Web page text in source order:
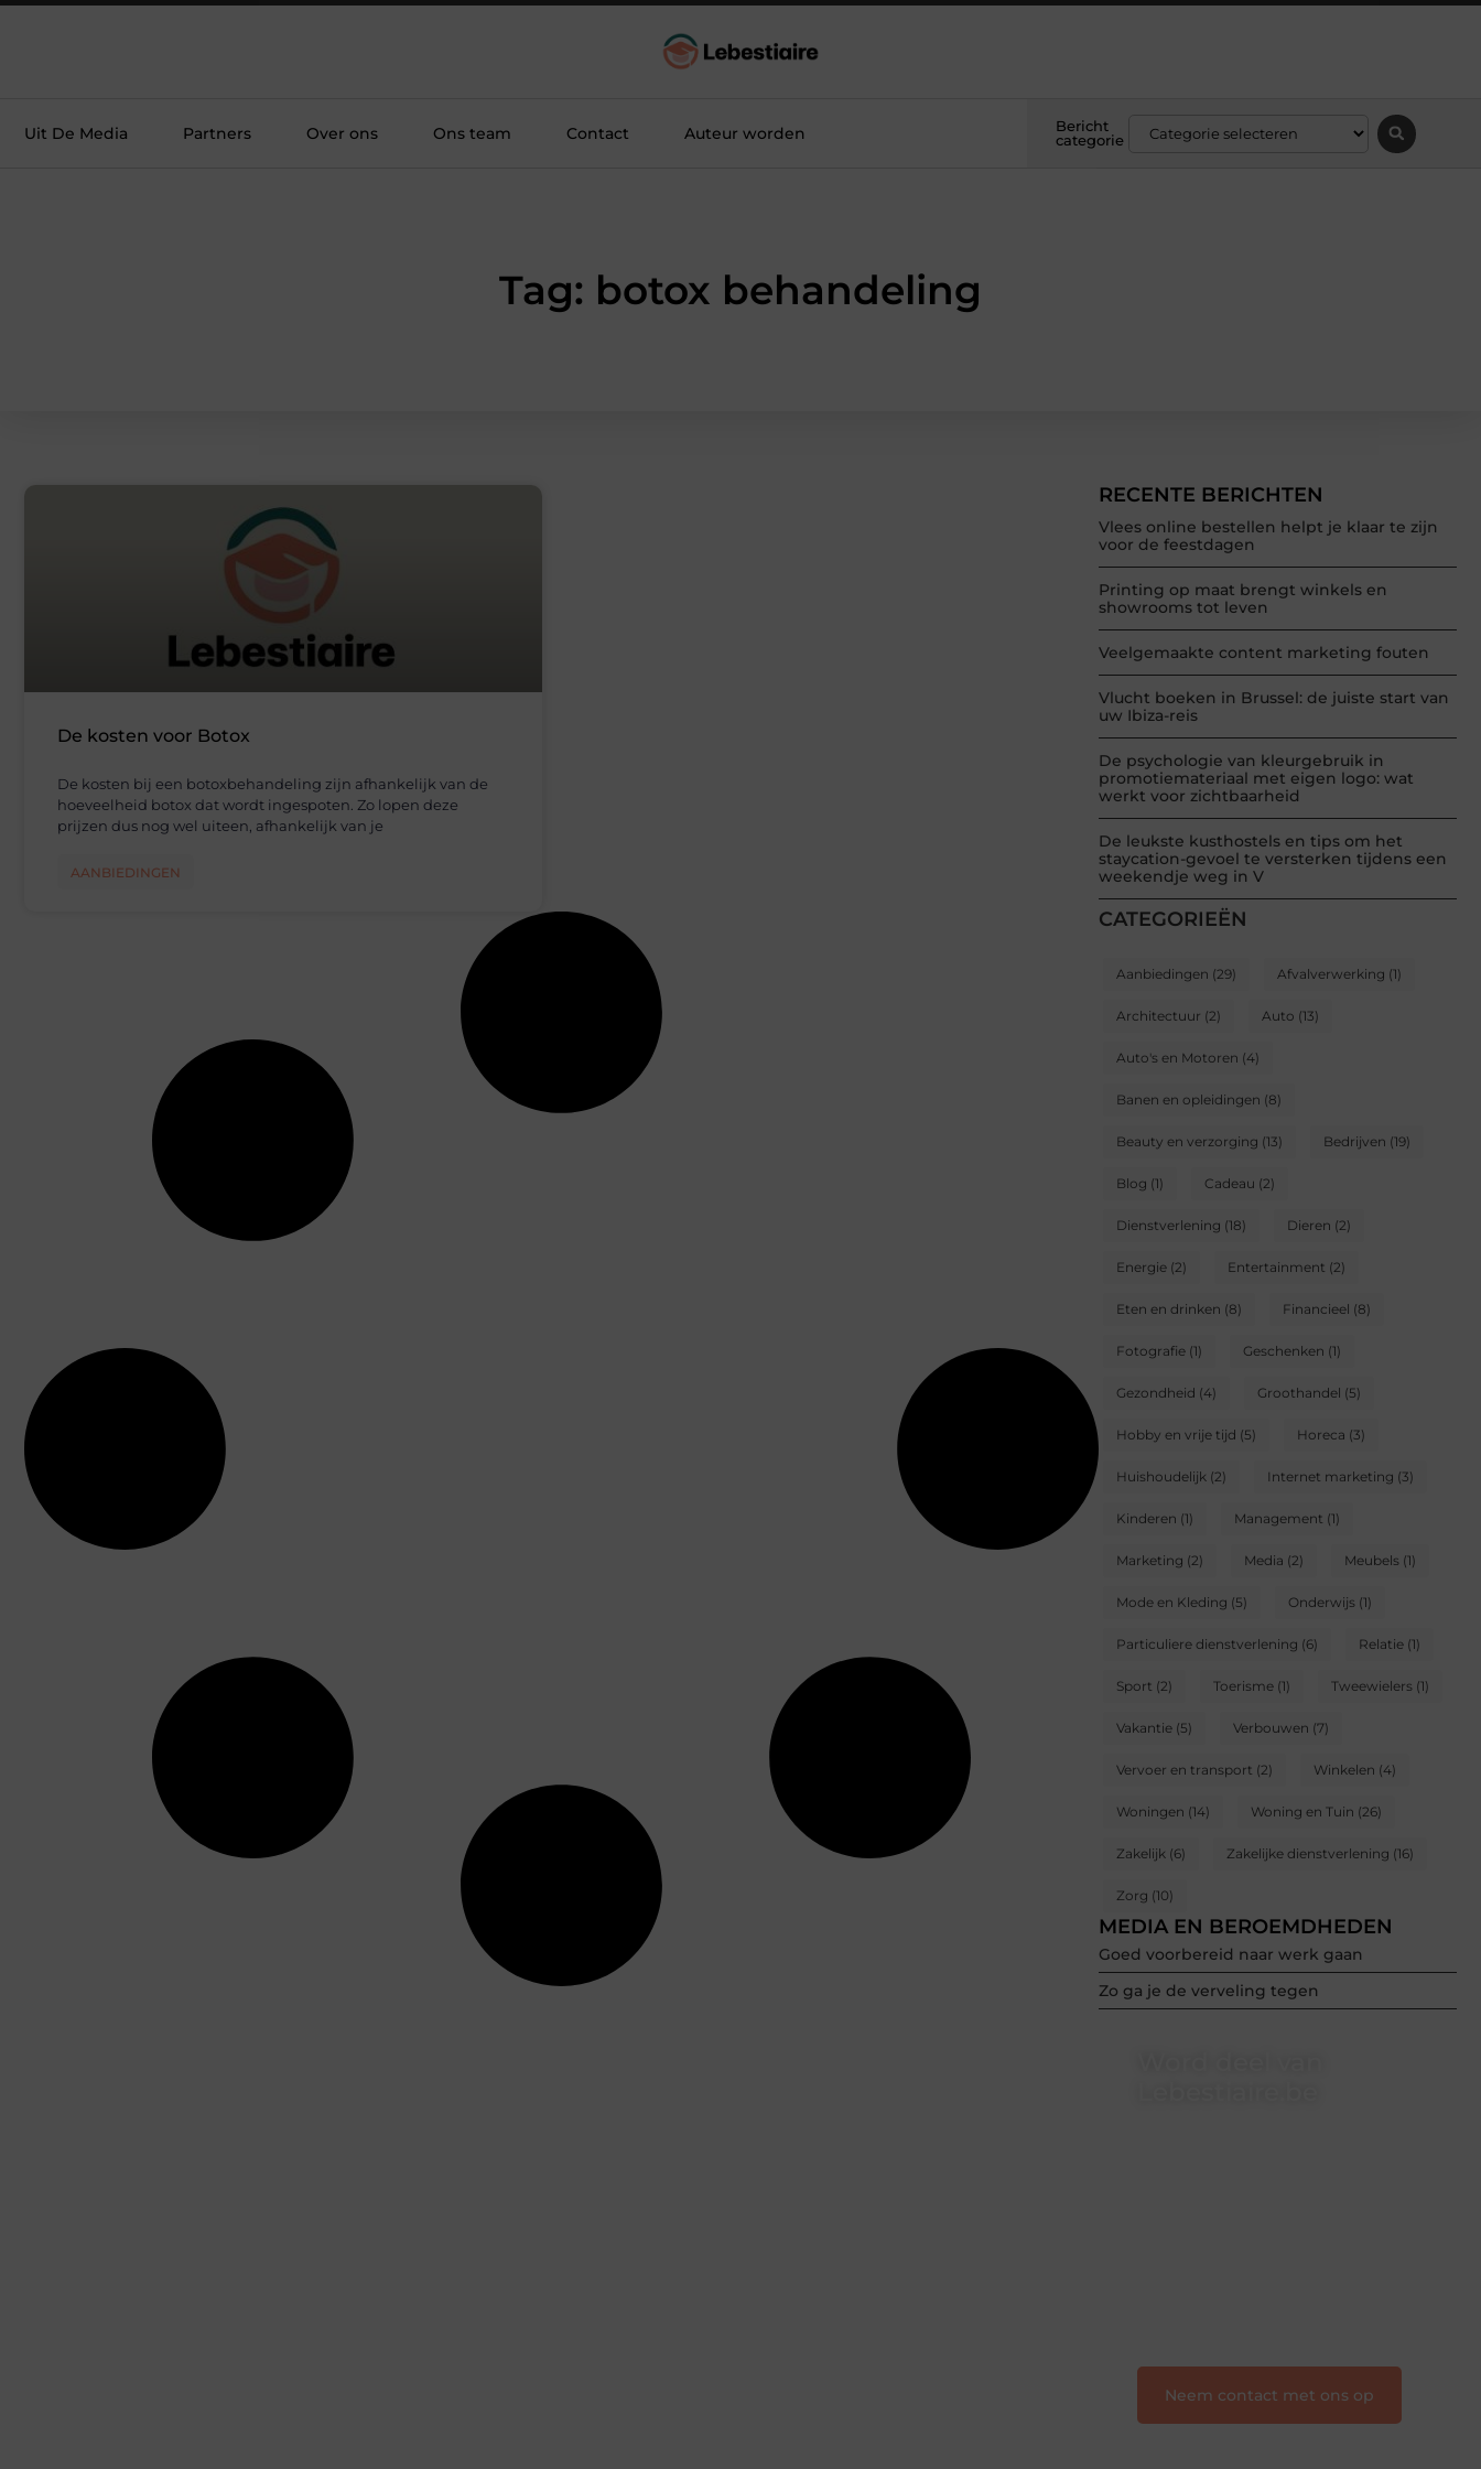
Uit De Media Partners Over ons Ons team Contact Auteur worden
Bericht
categorie
Tag: botox behandeling
RECENTE BERICHTEN
Vlees online bestellen helpt je klaar te zijn
voor de feestdagen
Printing op maat brengt winkels en
showrooms tot leven
Veelgemaakte content marketing fouten
Vlucht boeken in Brussel: de juiste start van
uw Ibiza-reis
De psychologie van kleurgebruik in
promotiemateriaal met eigen logo: wat
werkt voor zichtbaarheid
De leukste kusthostels en tips om het
staycation-gevoel te versterken tijdens een
weekendje weg in V
CATEGORIEËN
Aanbiedingen (29) Afvalverwerking (1)
Architectuur (2) Auto (13)
Auto's en Motoren (4)
Banen en opleidingen (8)
Beauty en verzorging (13) Bedrijven (19)
Blog (1) Cadeau (2)
Dienstverlening (18) Dieren (2)
Energie (2) Entertainment (2)
Eten en drinken (8) Financieel (8)
Fotografie (1) Geschenken (1)
Gezondheid (4) Groothandel (5)
Hobby en vrije tijd (5) Horeca (3)
Huishoudelijk (2) Internet marketing (3)
Kinderen (1) Management (1)
Marketing (2) Media (2) Meubels (1)
Mode en Kleding (5) Onderwijs (1)
Particuliere dienstverlening (6) Relatie (1)
Sport (2) Toerisme (1) Tweewielers (1)
Vakantie (5) Verbouwen (7)
Vervoer en transport (2) Winkelen (4)
Woningen (14) Woning en Tuin (26)
Zakelijk (6) Zakelijke dienstverlening (16)
Zorg (10)
MEDIA EN BEROEMDHEDEN
Goed voorbereid naar werk gaan
Zo ga je de verveling tegen
Neem contact met ons op
De kosten voor Botox
De kosten bij een botoxbehandeling zijn afhankelijk van de
hoeveelheid botox dat wordt ingespoten. Zo lopen deze
prijzen dus nog wel uiteen, afhankelijk van je
AANBIEDINGEN